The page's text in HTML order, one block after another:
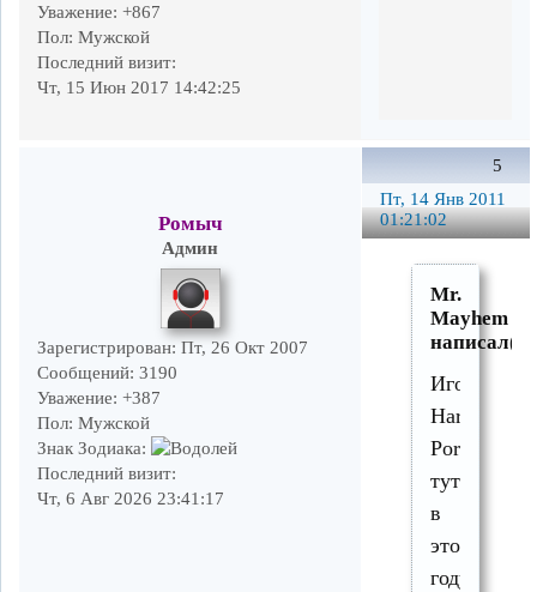
Уважение: +867
Пол: Мужской
Последний визит:
Чт, 15 Июн 2017 14:42:25
5
Пт, 14 Янв 2011
01:21:02
Ромыч
Админ
Зарегистрирован: Пт, 26 Окт 2007
Сообщений: 3190
Уважение: +387
Пол: Мужской
Знак Зодиака:
Последний визит:
Чт, 6 Авг 2026 23:41:17
Mr.
Mayhem
Игорь,
Harry
Porter
тут
в
этом
году